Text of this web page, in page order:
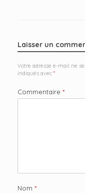
Laisser un
Votre adresse e-mail ne
indiqués avec *
Commentaire *
Nom *